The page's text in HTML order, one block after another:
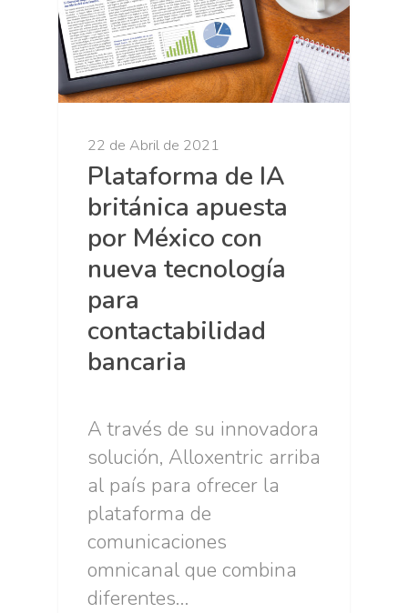
22 de Abril de 2021
Plataforma de IA
británica apuesta
por México con
nueva tecnología
para
contactabilidad
bancaria
A través de su innovadora
solución, Alloxentric arriba
al país para ofrecer la
plataforma de
comunicaciones
omnicanal que combina
diferentes…